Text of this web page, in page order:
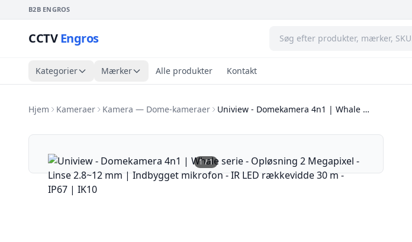
B2B ENGROS
CCTVEngros
Kategorier Mærker Alle produkter Kontakt
Hjem Kameraer Kamera — Dome-kameraer Uniview - Domekamera 4n1 | Whale …
1/1